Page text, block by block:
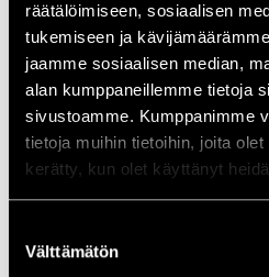
räätälöimiseen, sosiaalisen
tukemiseen ja
jaamme sosiaalisen median,
alan kumppaneillemme tietoja
sivustoamme. Kumppanimme
tietoja muihin tietoihin, joita
kerätty, kun olet käyttänyt
valinta
Välttämätön
Antal skärhuvuden:2
Material:Hårdmetall
Produktnummer: P-17033
EAN:0088381943369
Användningsområden
konstruktionen gör det till ett
byggproffs som värdesätter